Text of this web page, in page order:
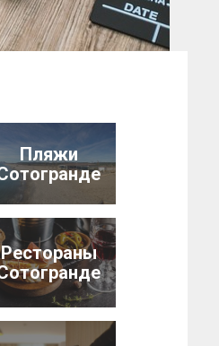
Пляжи
Рестораны